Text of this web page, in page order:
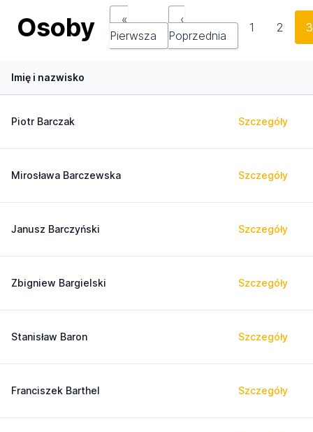
Osoby
«
Pierwsza
‹
Poprzednia
1 2 3
Imię i nazwisko
Piotr Barczak Szczegóły
Mirosława Barczewska Szczegóły
Janusz Barczyński Szczegóły
Zbigniew Bargielski Szczegóły
Stanisław Baron Szczegóły
Franciszek Barthel Szczegóły